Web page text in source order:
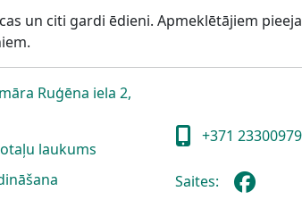
un citi gardi ēdieni. Apmeklētājiem
Ruģēna iela 2,
laukums
+371 23300979
Saites: